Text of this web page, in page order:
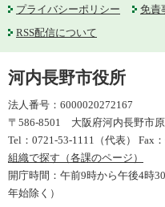
プライバシーポリシー 免責
RSS配信について
河内長野市役所
法人番号：6000020272167
〒586-8501 大阪府河内長野市
Tel：0721-53-1111（代表） Fax
組織で探す（各課のページ）
開庁時間：午前9時から午後4時
年始除く）